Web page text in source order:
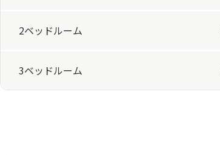
2ベッドルーム
3ベッドルーム